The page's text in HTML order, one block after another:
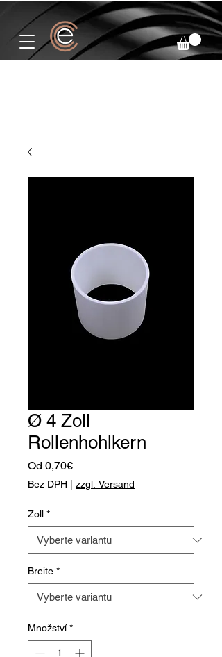
Ø 4 Zoll
Rollenhohlkern
Od 0,70€Zvýhodněná
cena
Bez DPH zzgl. Versand
Zoll *
Breite *
Množství *